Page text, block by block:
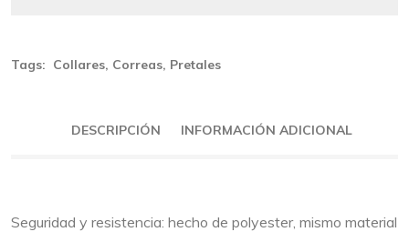
500
Tags: Collares, Correas, Pretales
DESCRIPCIÓN INFORMACIÓN ADICIONAL
Seguridad y resistencia: hecho de polyester, mismo material